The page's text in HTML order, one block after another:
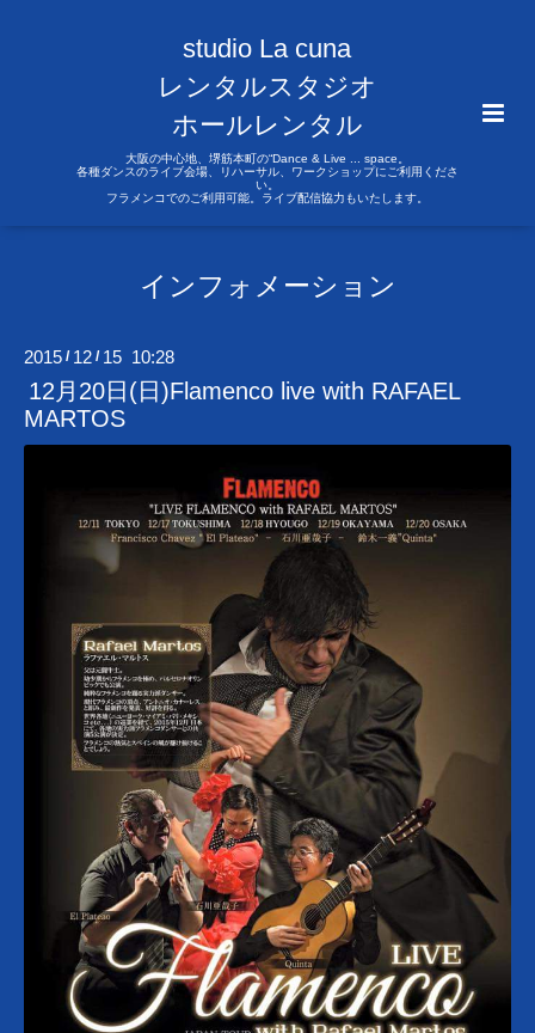
studio La cuna
レンタルスタジオ
ホールレンタル
大阪の中心地、堺筋本町の“Dance & Live ... space。
各種ダンスのライブ会場、リハーサル、ワークショップにご利用くださ
い。
フラメンコでのご利用可能。ライブ配信協力もいたします。
インフォメーション
2015 / 12 / 15 10:28
12月20日(日)Flamenco live with RAFAEL
MARTOS